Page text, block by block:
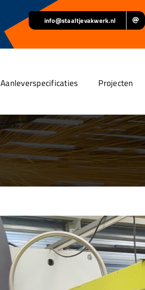
info@staaltjevakwerk.nl
Aanleverspecificaties Projecten